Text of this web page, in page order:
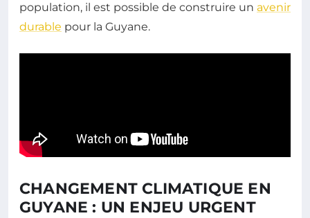
population, il est possible de construire un avenir
durable pour la Guyane.
CHANGEMENT CLIMATIQUE EN
GUYANE : UN ENJEU URGENT